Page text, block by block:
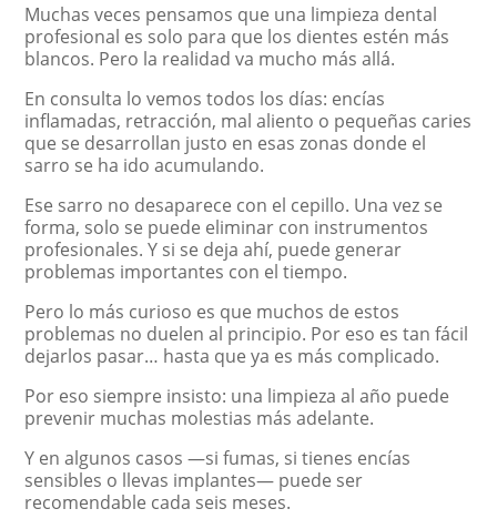
Muchas veces pensamos que una limpieza dental
profesional es solo para que los dientes estén más
blancos. Pero la realidad va mucho más allá.
En consulta lo vemos todos los días: encías
inflamadas, retracción, mal aliento o pequeñas caries
que se desarrollan justo en esas zonas donde el
sarro se ha ido acumulando.
Ese sarro no desaparece con el cepillo. Una vez se
forma, solo se puede eliminar con instrumentos
profesionales. Y si se deja ahí, puede generar
problemas importantes con el tiempo.
Pero lo más curioso es que muchos de estos
problemas no duelen al principio. Por eso es tan fácil
dejarlos pasar… hasta que ya es más complicado.
Por eso siempre insisto: una limpieza al año puede
prevenir muchas molestias más adelante.
Y en algunos casos —si fumas, si tienes encías
sensibles o llevas implantes— puede ser
recomendable cada seis meses.